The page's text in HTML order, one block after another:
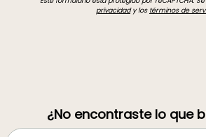
privacidady los términos de
¿No encontraste lo que